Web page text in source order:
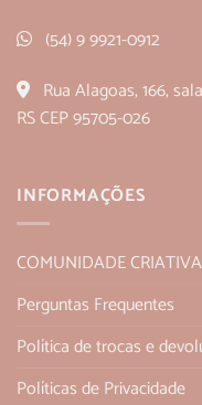
(54) 9 9921-0912
Rua Alagoas, 166,
RS CEP 95705-026
INFORMAÇÕES
COMUNIDADE
Perguntas Frequentes
Política de trocas e
Políticas de Privacidade